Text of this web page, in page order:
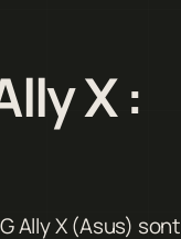
X :
Ally X (Asus) sont